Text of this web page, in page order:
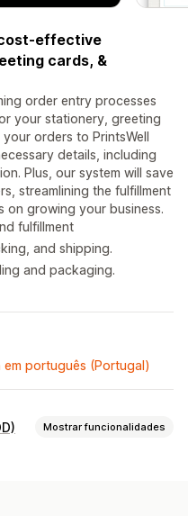
effective
cards, &
order entry processes
your stationery, greeting
orders to PrintsWell
details, including
Plus, our system will save
streamlining the fulfillment
growing your business.
fulfillment
and shipping.
and packaging.
português (Portugal)
Mostrar funcionalidades